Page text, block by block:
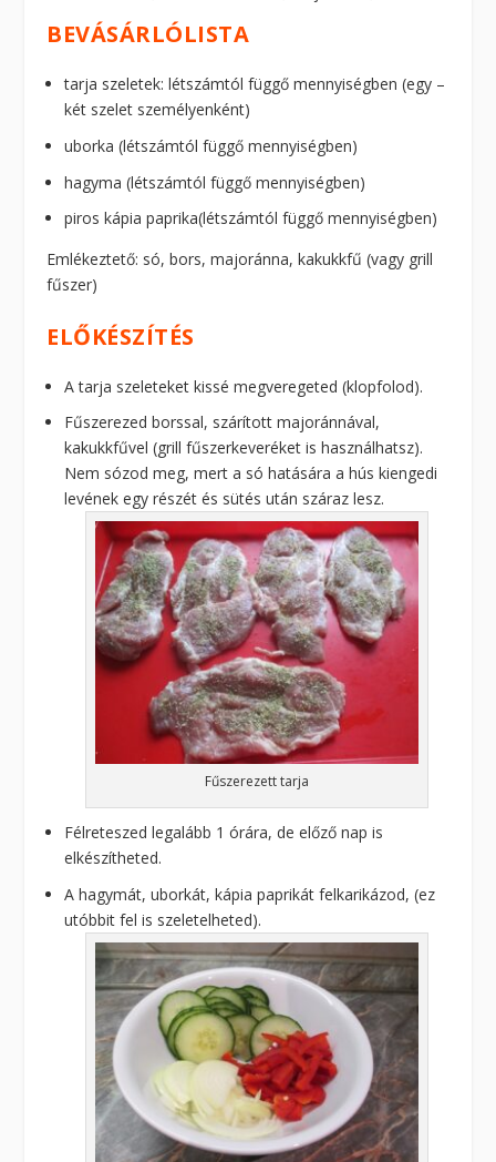
BEVÁSÁRLÓLISTA
tarja szeletek: létszámtól függő mennyiségben (egy –
két szelet személyenként)
uborka (létszámtól függő mennyiségben)
hagyma (létszámtól függő mennyiségben)
piros kápia paprika(létszámtól függő mennyiségben)
Emlékeztető: só, bors, majoránna, kakukkfű (vagy grill
fűszer)
ELŐKÉSZÍTÉS
A tarja szeleteket kissé megveregeted (klopfolod).
Fűszerezed borssal, szárított majoránnával,
kakukkfűvel (grill fűszerkeveréket is használhatsz).
Nem sózod meg, mert a só hatására a hús kiengedi
levének egy részét és sütés után száraz lesz.
Fűszerezett tarja
Félreteszed legalább 1 órára, de előző nap is
elkészítheted.
A hagymát, uborkát, kápia paprikát felkarikázod, (ez
utóbbit fel is szeletelheted).